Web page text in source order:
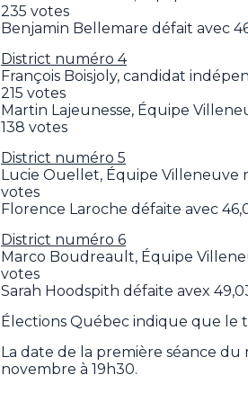
235 votes
Benjamin Bellemare défait avec
District numéro 4
François Boisjoly, candidat
215 votes
Martin Lajeunesse, Équipe
138 votes
District numéro 5
Lucie Ouellet, Équipe Villeneuve
votes
Florence Laroche défaite avec
District numéro 6
Marco Boudreault, Équipe
votes
Sarah Hoodspith défaite avex
Élections Québec indique que le
La date de la première séance
novembre à 19h30.